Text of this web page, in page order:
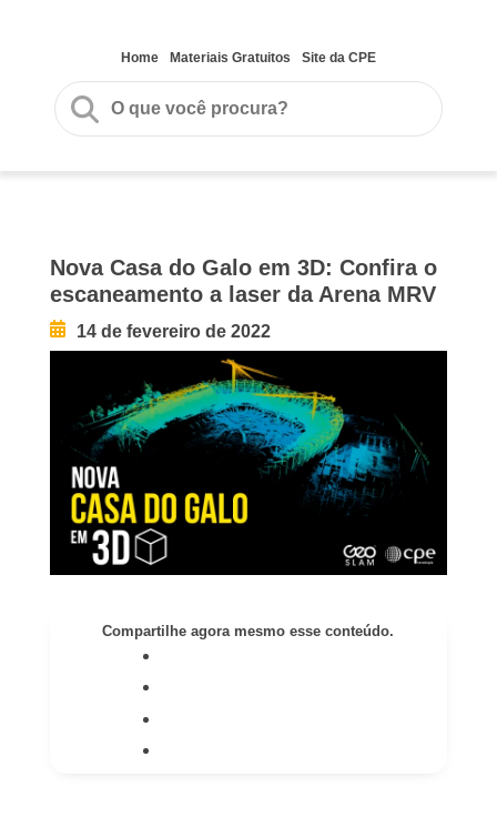
Home Materiais Gratuitos Site da CPE
Nova Casa do Galo em 3D: Confira o
escaneamento a laser da Arena MRV
14 de fevereiro de 2022
Compartilhe agora mesmo esse conteúdo.